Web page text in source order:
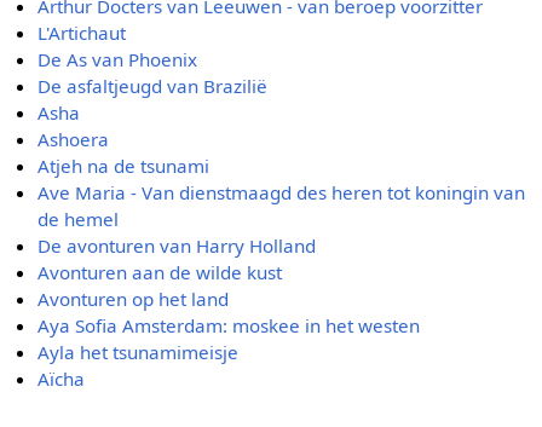
Arthur Docters van Leeuwen - van beroep voorzitter
L'Artichaut
De As van Phoenix
De asfaltjeugd van Brazilië
Asha
Ashoera
Atjeh na de tsunami
Ave Maria - Van dienstmaagd des heren tot koningin van
de hemel
De avonturen van Harry Holland
Avonturen aan de wilde kust
Avonturen op het land
Aya Sofia Amsterdam: moskee in het westen
Ayla het tsunamimeisje
Aïcha